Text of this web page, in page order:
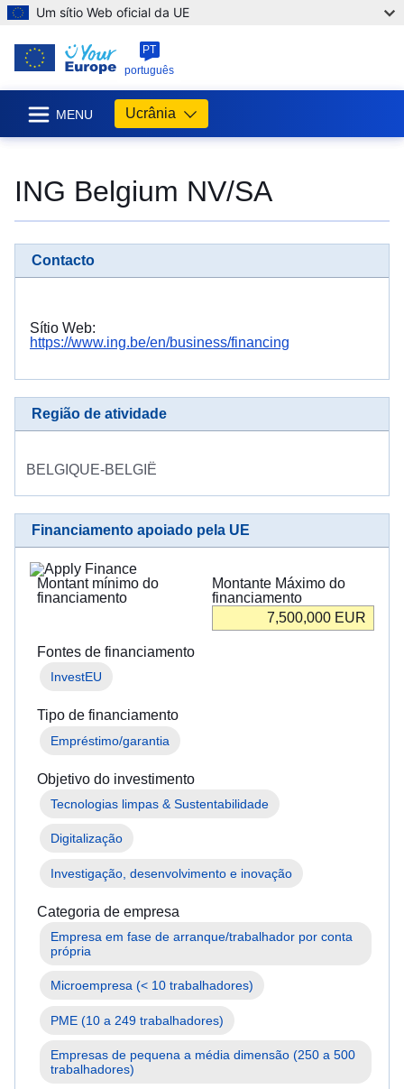
Um sítio Web oficial da UE
PT
português
MENU Ucrânia
ING Belgium NV/SA
Contacto
Sítio Web:
https://www.ing.be/en/business/financing
Região de atividade
BELGIQUE-BELGIË
Financiamento apoiado pela UE
Montant mínimo do
financiamento
Montante Máximo do
financiamento
7,500,000 EUR
Fontes de financiamento
InvestEU
Tipo de financiamento
Empréstimo/garantia
Objetivo do investimento
Tecnologias limpas & Sustentabilidade
Digitalização
Investigação, desenvolvimento e inovação
Categoria de empresa
Empresa em fase de arranque/trabalhador por conta
Microempresa (< 10 trabalhadores)
PME (10 a 249 trabalhadores)
Empresas de pequena a média dimensão (250 a 500
trabalhadores)